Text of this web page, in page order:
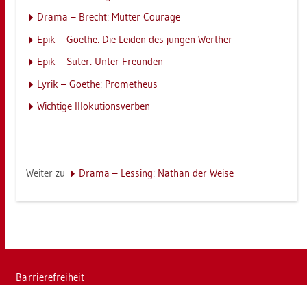
Drama – Brecht: Mut­ter Cou­ra­ge
Epik – Goe­the: Die Lei­den des jun­gen Wer­t­her
Epik – Suter: Unter Freun­den
Lyrik – Goe­the: Pro­me­theus
Wich­ti­ge Il­lo­ku­ti­ons­ver­ben
Wei­ter zu Drama – Les­sing: Na­than der Weise
Bar­rie­re­frei­heit